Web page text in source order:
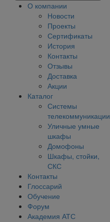
О компании
Новости
Проекты
Сертификаты
История
Контакты
Отзывы
Доставка
Акции
Каталог
Системы
телекоммуникации
Уличные умные
шкафы
Домофоны
Шкафы, стойки,
СКС
Контакты
Глоссарий
Обучение
Форум
Академия АТС